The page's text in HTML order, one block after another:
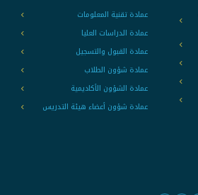
عمادة تقنية المعلومات
عمادة الدراسات العليا
عمادة القبول والتسجيل
عمادة شؤون الطلاب
عمادة الشؤون الأكاديمية
عمادة شؤون أعضاء هيئة التدريس